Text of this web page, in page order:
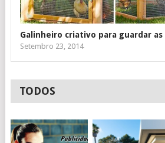
Galinheiro criativo para guardar as
Setembro 23, 2014
TODOS